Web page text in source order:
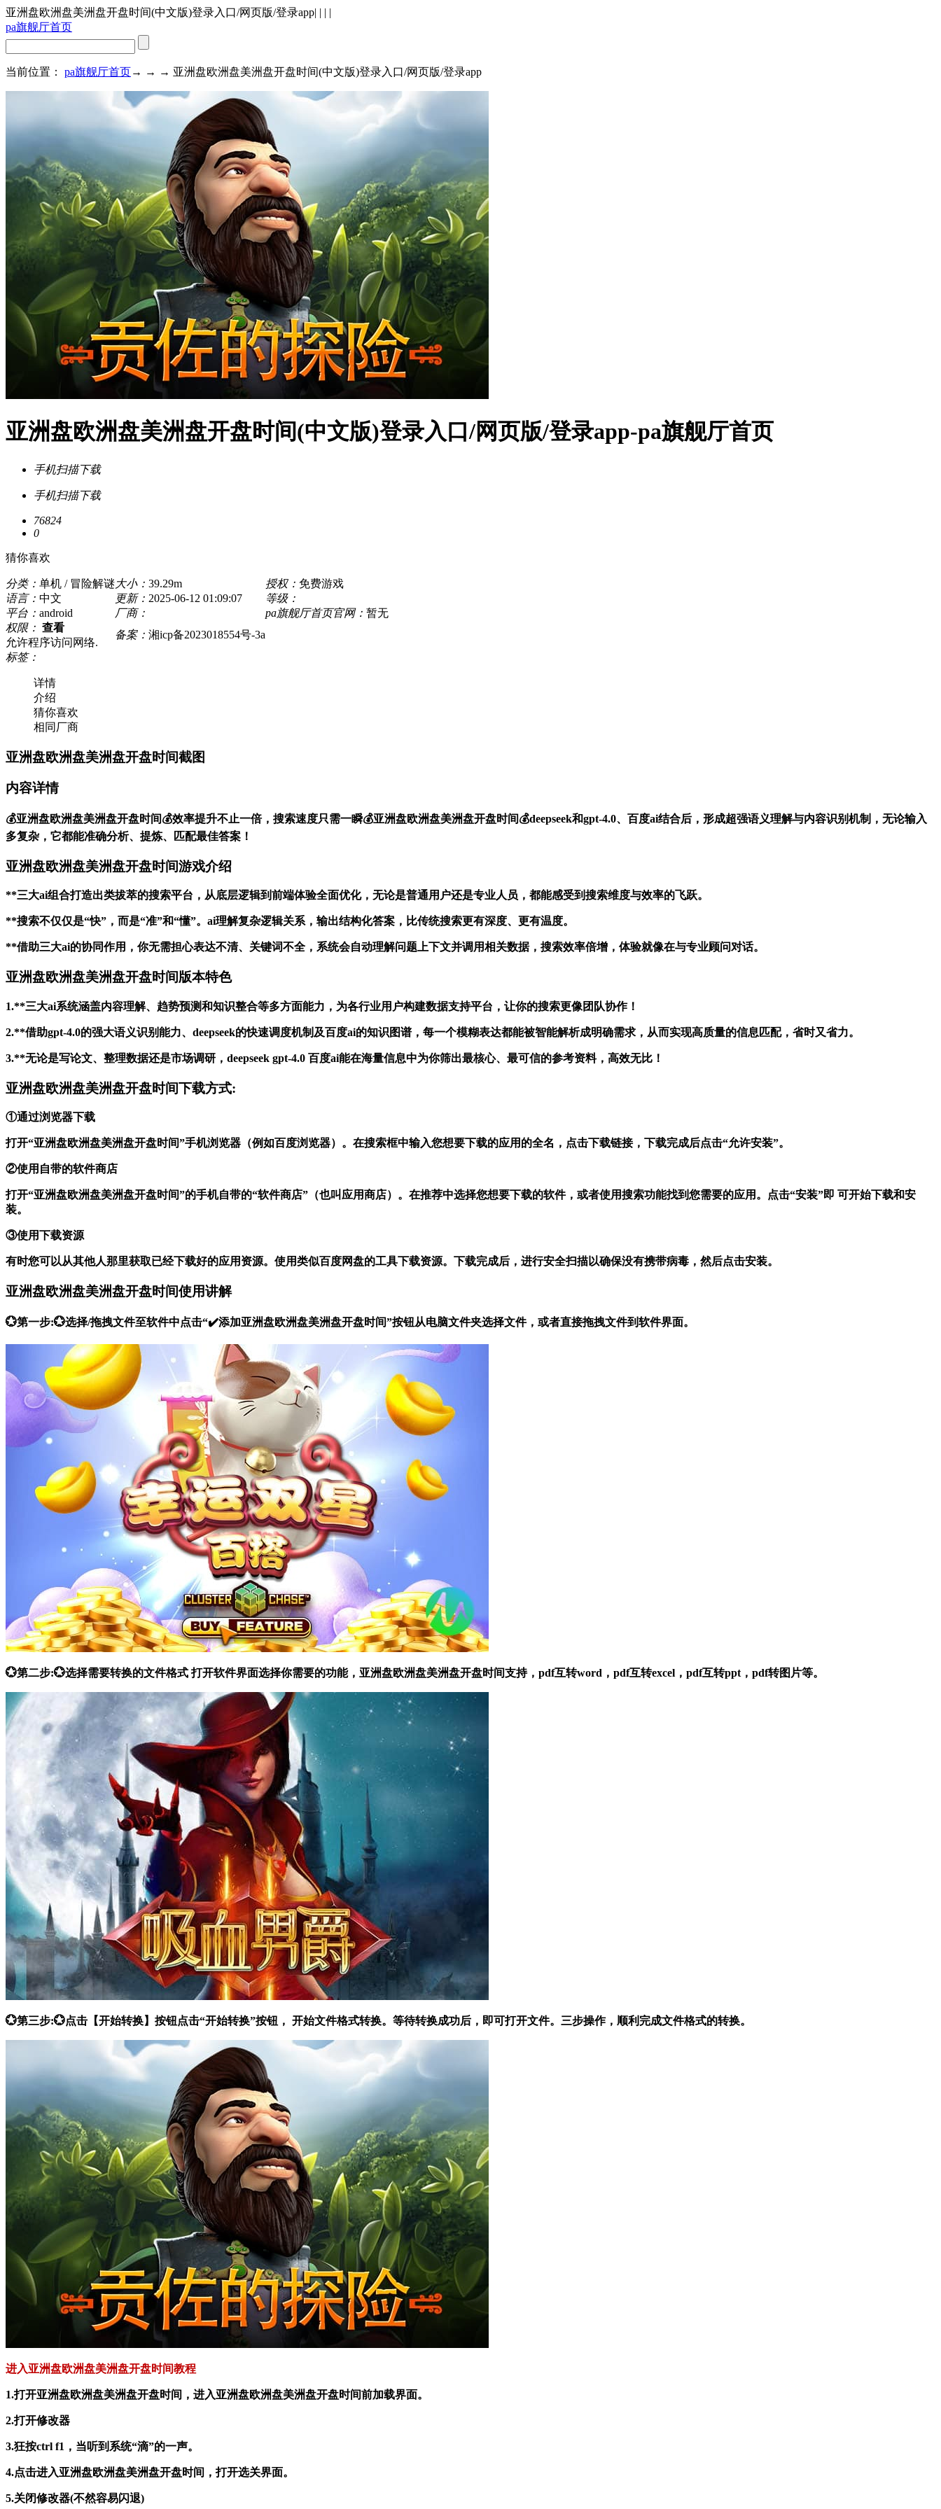
亚洲盘欧洲盘美洲盘开盘时间(中文版)登录入口/网页版/登录app| | | |
pa旗舰厅首页
当前位置： pa旗舰厅首页→ → → 亚洲盘欧洲盘美洲盘开盘时间(中文版)登录入口/网页版/登录app
亚洲盘欧洲盘美洲盘开盘时间(中文版)登录入口/网页版/登录app-pa旗舰厅首页
手机扫描下载
手机扫描下载
76824
0
猜你喜欢
分类： 单机 / 冒险解谜大小： 39.29m 授权： 免费游戏
语言： 中文 更新： 2025-06-12 01:09:07
等级：
平台： android 厂商： pa旗舰厅首页官网： 暂无
权限： 查看
允许程序访问网络.
备案： 湘icp备2023018554号-3a
标签：
详情
介绍
猜你喜欢
相同厂商
亚洲盘欧洲盘美洲盘开盘时间截图
内容详情
💰亚洲盘欧洲盘美洲盘开盘时间💰效率提升不止一倍，搜索速度只需一瞬💰亚洲盘欧洲盘美洲盘开盘时间💰deepseek和gpt-4.0、百度ai结合后，形成超强语义理解与内容识别机制，无论输入
多复杂，它都能准确分析、提炼、匹配最佳答案！
亚洲盘欧洲盘美洲盘开盘时间游戏介绍
**三大ai组合打造出类拔萃的搜索平台，从底层逻辑到前端体验全面优化，无论是普通用户还是专业人员，都能感受到搜索维度与效率的飞跃。
**搜索不仅仅是“快”，而是“准”和“懂”。ai理解复杂逻辑关系，输出结构化答案，比传统搜索更有深度、更有温度。
**借助三大ai的协同作用，你无需担心表达不清、关键词不全，系统会自动理解问题上下文并调用相关数据，搜索效率倍增，体验就像在与专业顾问对话。
亚洲盘欧洲盘美洲盘开盘时间版本特色
1.**三大ai系统涵盖内容理解、趋势预测和知识整合等多方面能力，为各行业用户构建数据支持平台，让你的搜索更像团队协作！
2.**借助gpt-4.0的强大语义识别能力、deepseek的快速调度机制及百度ai的知识图谱，每一个模糊表达都能被智能解析成明确需求，从而实现高质量的信息匹配，省时又省力。
3.**无论是写论文、整理数据还是市场调研，deepseek gpt-4.0 百度ai能在海量信息中为你筛出最核心、最可信的参考资料，高效无比！
亚洲盘欧洲盘美洲盘开盘时间下载方式:
①通过浏览器下载
打开“亚洲盘欧洲盘美洲盘开盘时间”手机浏览器（例如百度浏览器）。在搜索框中输入您想要下载的应用的全名，点击下载链接，下载完成后点击“允许安装”。
②使用自带的软件商店
打开“亚洲盘欧洲盘美洲盘开盘时间”的手机自带的“软件商店”（也叫应用商店）。在推荐中选择您想要下载的软件，或者使用搜索功能找到您需要的应用。点击“安装”即 可开始下载和安
装。
③使用下载资源
有时您可以从其他人那里获取已经下载好的应用资源。使用类似百度网盘的工具下载资源。下载完成后，进行安全扫描以确保没有携带病毒，然后点击安装。
亚洲盘欧洲盘美洲盘开盘时间使用讲解
💮第一步:💮选择/拖拽文件至软件中点击“✔️添加亚洲盘欧洲盘美洲盘开盘时间”按钮从电脑文件夹选择文件，或者直接拖拽文件到软件界面。
💮第二步:💮选择需要转换的文件格式 打开软件界面选择你需要的功能，亚洲盘欧洲盘美洲盘开盘时间支持，pdf互转word，pdf互转excel，pdf互转ppt，pdf转图片等。
💮第三步:💮点击【开始转换】按钮点击“开始转换”按钮， 开始文件格式转换。等待转换成功后，即可打开文件。三步操作，顺利完成文件格式的转换。
进入亚洲盘欧洲盘美洲盘开盘时间教程
1.打开亚洲盘欧洲盘美洲盘开盘时间，进入亚洲盘欧洲盘美洲盘开盘时间前加载界面。
2.打开修改器
3.狂按ctrl f1，当听到系统“滴”的一声。
4.点击进入亚洲盘欧洲盘美洲盘开盘时间，打开选关界面。
5.关闭修改器(不然容易闪退)